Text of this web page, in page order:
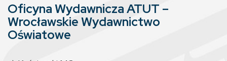
Oficyna Wydawnicza ATUT –
Wrocławskie Wydawnictwo
Oświatowe